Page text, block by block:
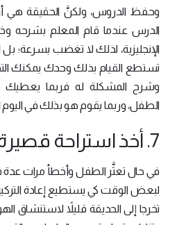
وحفظ الدروس، ولكنَّ الحقيقة هي
الدرس عندما قام المعلم بشرحه
الإنجليزية، لذلك لا تغضب بسرعة؛
تستطع القيام بذلك وحدك يمكنك
وشرح المشكلة له فربما يعطيك
الطفل، وربما يقوم هو بذلك في اليوم
7. أخذ استراحة قصيرة:
في حال تعثَّر الطفل وأخطأ مرات عدة
لبعض الوقت كي يستطيع إعادة
تخرجا إلى الحديقة قليلاً لاستنشاق